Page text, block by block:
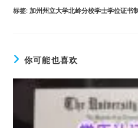
标签:加州州立大学北岭分校学士学位证书
你可能也喜欢